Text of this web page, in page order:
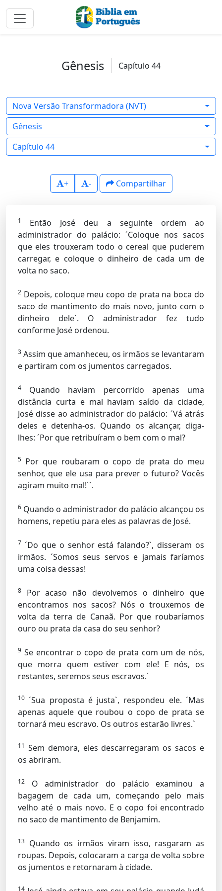
Gênesis Capítulo 44
Nova Versão Transformadora (NVT)
Gênesis
Capítulo 44
+ - Compartilhar
1
Então José deu a seguinte ordem ao
administrador do palácio: ´Coloque nos sacos
que eles trouxeram todo o cereal que puderem
carregar, e coloque o dinheiro de cada um de
volta no saco.
2 Depois, coloque meu copo de prata na boca do
saco de mantimento do mais novo, junto com o
dinheiro dele`. O administrador fez tudo
conforme José ordenou.
3 Assim que amanheceu, os irmãos se levantaram
e partiram com os jumentos carregados.
4
Quando haviam percorrido apenas uma
distância curta e mal haviam saído da cidade,
José disse ao administrador do palácio: ´Vá atrás
deles e detenha-os. Quando os alcançar, diga-
lhes: ´Por que retribuíram o bem com o mal?
5 Por que roubaram o copo de prata do meu
senhor, que ele usa para prever o futuro? Vocês
agiram muito mal!``.
6 Quando o administrador do palácio alcançou os
homens, repetiu para eles as palavras de José.
7 ´Do que o senhor está falando?`, disseram os
irmãos. ´Somos seus servos e jamais faríamos
uma coisa dessas!
8
Por acaso não devolvemos o dinheiro que
encontramos nos sacos? Nós o trouxemos de
volta da terra de Canaã. Por que roubaríamos
ouro ou prata da casa do seu senhor?
9 Se encontrar o copo de prata com um de nós,
que morra quem estiver com ele! E nós, os
restantes, seremos seus escravos.`
10 ´Sua proposta é justa`, respondeu ele. ´Mas
apenas aquele que roubou o copo de prata se
tornará meu escravo. Os outros estarão livres.`
11 Sem demora, eles descarregaram os sacos e
os abriram.
12
O administrador do palácio examinou a
bagagem de cada um, começando pelo mais
velho até o mais novo. E o copo foi encontrado
no saco de mantimento de Benjamim.
13 Quando os irmãos viram isso, rasgaram as
roupas. Depois, colocaram a carga de volta sobre
os jumentos e retornaram à cidade.
14